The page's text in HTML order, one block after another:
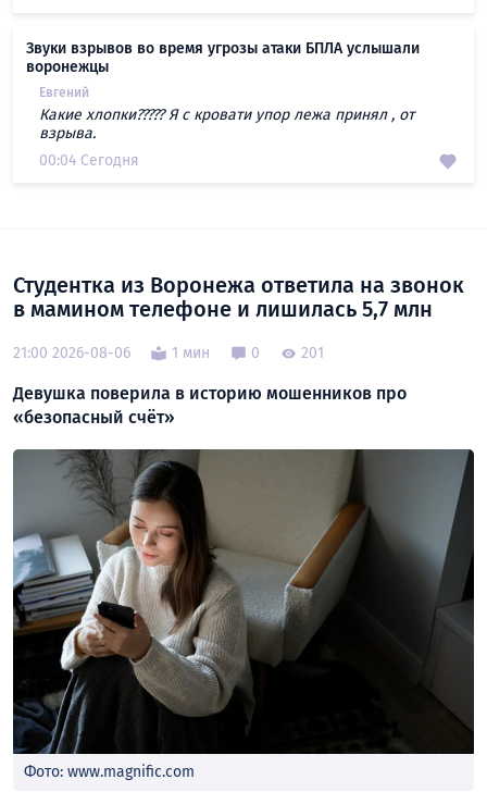
Звуки взрывов во время угрозы атаки БПЛА услышали
воронежцы
Евгений
Какие хлопки????? Я с кровати упор лежа принял , от
взрыва.
00:04 Сегодня
Студентка из Воронежа ответила на звонок
в мамином телефоне и лишилась 5,7 млн
21:00 2026-08-06 1 мин 0 201
Девушка поверила в историю мошенников про
«безопасный счёт»
Фото: www.magnific.com